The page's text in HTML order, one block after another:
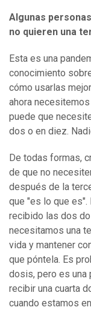
Algunas
no quieren una
Esta es una
conocimiento
cómo usarlas
ahora
puede que
dos o en diez.
De todas formas,
de que no
después de la
que "es lo que
recibido las dos
necesitamos una
vida y mantener
que póntela. Es
dosis, pero es una
recibir una cuarta
cuando estamos